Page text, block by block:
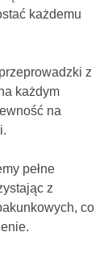
każdemu
z
każdym
na
pełne
z
co